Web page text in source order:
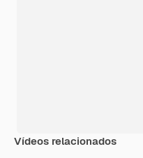
Vídeos relacionados